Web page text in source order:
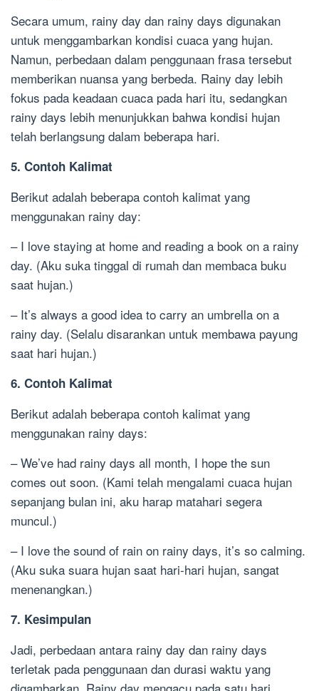
Secara umum, rainy day dan rainy days digunakan
untuk menggambarkan kondisi cuaca yang hujan.
Namun, perbedaan dalam penggunaan frasa tersebut
memberikan nuansa yang berbeda. Rainy day lebih
fokus pada keadaan cuaca pada hari itu, sedangkan
rainy days lebih menunjukkan bahwa kondisi hujan
telah berlangsung dalam beberapa hari.
5. Contoh Kalimat
Berikut adalah beberapa contoh kalimat yang
menggunakan rainy day:
– I love staying at home and reading a book on a rainy
day. (Aku suka tinggal di rumah dan membaca buku
saat hujan.)
– It’s always a good idea to carry an umbrella on a
rainy day. (Selalu disarankan untuk membawa payung
saat hari hujan.)
6. Contoh Kalimat
Berikut adalah beberapa contoh kalimat yang
menggunakan rainy days:
– We’ve had rainy days all month, I hope the sun
comes out soon. (Kami telah mengalami cuaca hujan
sepanjang bulan ini, aku harap matahari segera
muncul.)
– I love the sound of rain on rainy days, it’s so calming.
(Aku suka suara hujan saat hari-hari hujan, sangat
menenangkan.)
7. Kesimpulan
Jadi, perbedaan antara rainy day dan rainy days
terletak pada penggunaan dan durasi waktu yang